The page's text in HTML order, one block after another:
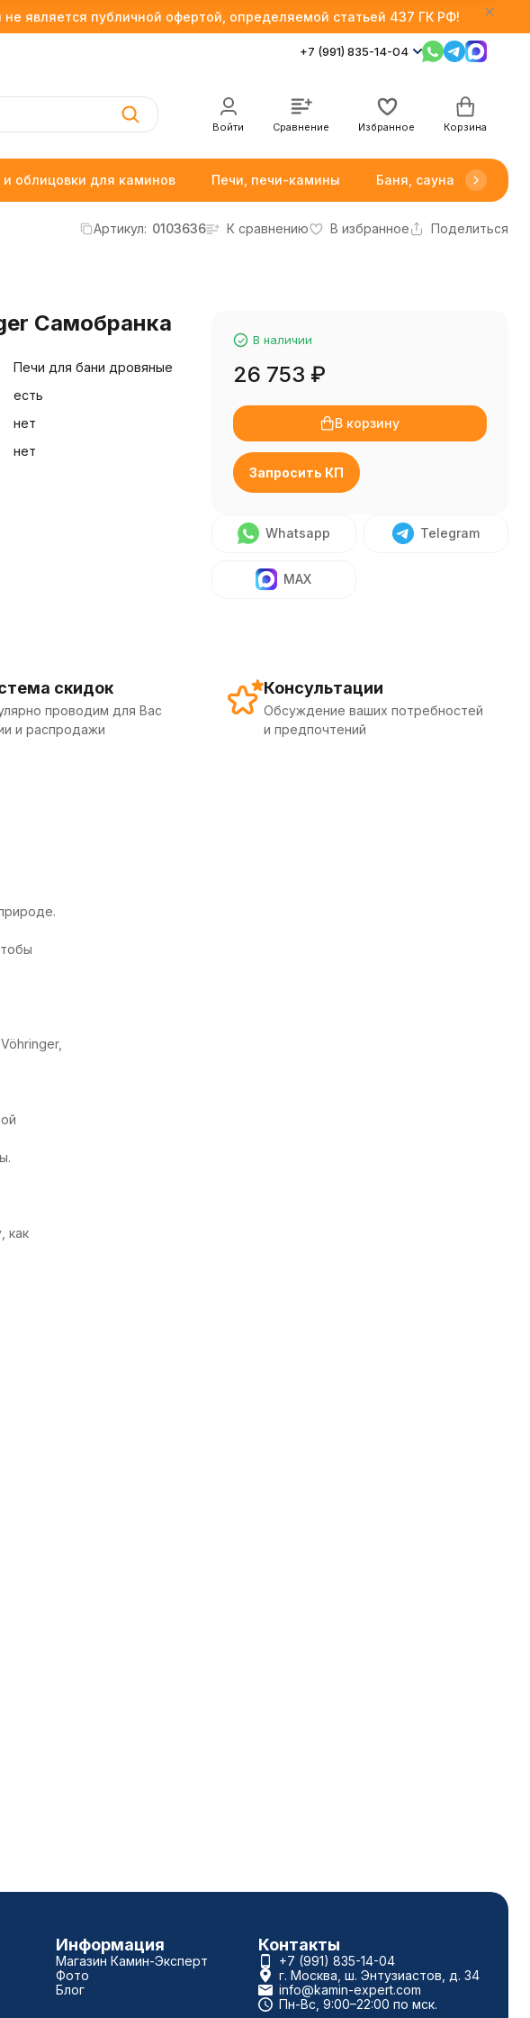
является публичной офертой, определяемой статьей 437 ГК РФ!
+7 (991) 835-14-04
Войти Сравнение Избранное Корзина
облицовки для каминов Печи, печи-камины Баня, сауна
Артикул: 0103636 К сравнению В избранное Поделиться
Самобранка
Печи для бани дровяные
есть
нет
нет
В наличии
26 753 ₽
В корзину
Запросить КП
Whatsapp Telegram
MAX
скидок
проводим для Вас
и распродажи
Консультации
Обсуждение ваших потребностей
и предпочтений
как
Информация
Магазин Камин-Эксперт
Фото
Блог
Контакты
+7 (991) 835-14-04
г. Москва, ш. Энтузиастов, д. 34
info@kamin-expert.com
Пн-Вс, 9:00–22:00 по мск.